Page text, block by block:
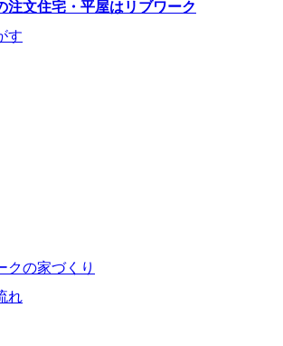
注文住宅・平屋はリブワーク
す
クの家づくり
れ